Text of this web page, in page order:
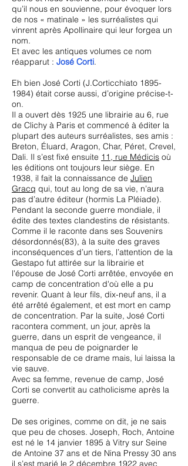
qu’il nous en souvienne, pour évoquer lors
de nos « matinale » les surréalistes qui
vinrent après Apollinaire qui leur forgea un
nom.
Et avec les antiques volumes ce nom
réapparut : José Corti.
Eh bien José Corti (J.Corticchiato 1895-
1984) était corse aussi, d’origine précise-t-
on.
Il a ouvert dès 1925 une librairie au 6, rue
de Clichy à Paris et commencé à éditer la
plupart des auteurs surréalistes, ses amis :
Breton, Éluard, Aragon, Char, Péret, Crevel,
Dali. Il s’est fixé ensuite 11, rue Médicis où
les éditions ont toujours leur siège. En
1938, il fait la connaissance de Julien
Gracq qui, tout au long de sa vie, n’aura
pas d’autre éditeur (hormis La Pléiade).
Pendant la seconde guerre mondiale, il
édite des textes clandestins de résistants.
Comme il le raconte dans ses Souvenirs
désordonnés(83), à la suite des graves
inconséquences d’un tiers, l’attention de la
Gestapo fut attirée sur la librairie et
l'épouse de José Corti arrêtée, envoyée en
camp de concentration d'où elle a pu
revenir. Quant à leur fils, dix-neuf ans, il a
été arrêté également, et est mort en camp
de concentration. Par la suite, José Corti
racontera comment, un jour, après la
guerre, dans un esprit de vengeance, il
manqua de peu de poignarder le
responsable de ce drame mais, lui laissa la
vie sauve.
Avec sa femme, revenue de camp, José
Corti se convertit au catholicisme après la
guerre.
De ses origines, comme on dit, je ne sais
que peu de choses. Joseph, Roch, Antoine
est né le 14 janvier 1895 à Vitry sur Seine
de Antoine 37 ans et de Nina Pressy 30 ans
il s’est marié le 2 décembre 1922 avec